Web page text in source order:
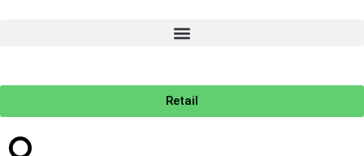
Retail